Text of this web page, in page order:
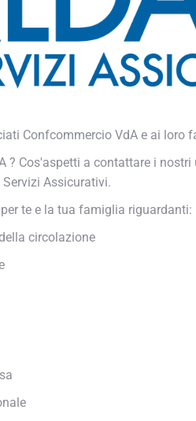
Confcommercio VdA e ai loro
? Cos'aspetti a contattare i
Assicurativi.
te e la tua famiglia riguardanti:
circolazione